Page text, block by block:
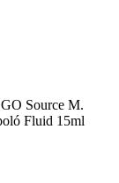
Source M.
Fluid 15ml